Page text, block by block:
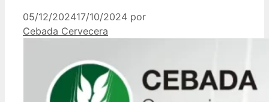
05/12/202417/10/2024 por
Cebada Cervecera